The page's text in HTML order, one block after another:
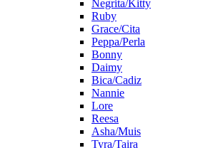
Negrita/Kitty
Ruby
Grace/Cita
Peppa/Perla
Bonny
Daimy
Bica/Cadiz
Nannie
Lore
Reesa
Asha/Muis
Tyra/Taira